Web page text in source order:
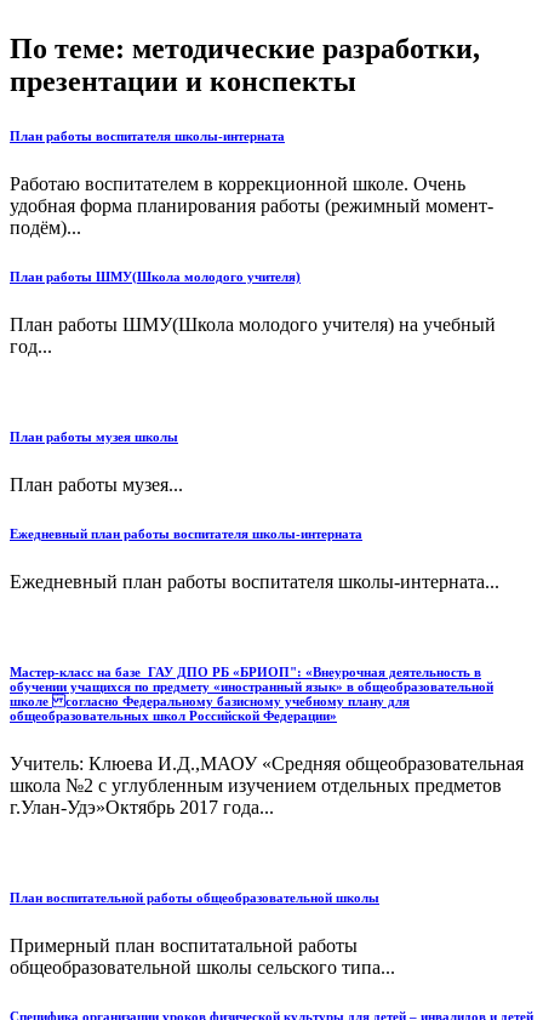
По теме: методические разработки,
презентации и конспекты
План работы воспитателя школы-интерната
Работаю воспитателем в коррекционной школе. Очень
удобная форма планирования работы (режимный момент-
подём)...
План работы ШМУ(Школа молодого учителя)
План работы ШМУ(Школа молодого учителя) на учебный
год...
План работы музея школы
План работы музея...
Ежедневный план работы воспитателя школы-интерната
Ежедневный план работы воспитателя школы-интерната...
Мастер-класс на базе ГАУ ДПО РБ «БРИОП": «Внеурочная деятельность в
обучении учащихся по предмету «иностранный язык» в общеобразовательной
школе согласно Федеральному базисному учебному плану для
общеобразовательных школ Российской Федерации»
Учитель: Клюева И.Д.,МАОУ «Средняя общеобразовательная
школа №2 с углубленным изучением отдельных предметов
г.Улан-Удэ»Октябрь 2017 года...
План воспитательной работы общеобразовательной школы
Примерный план воспитатальной работы
общеобразовательной школы сельского типа...
Специфика организации уроков физической культуры для детей – инвалидов и детей